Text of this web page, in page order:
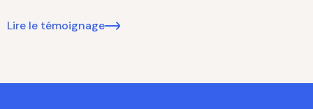
Lire le témoignage